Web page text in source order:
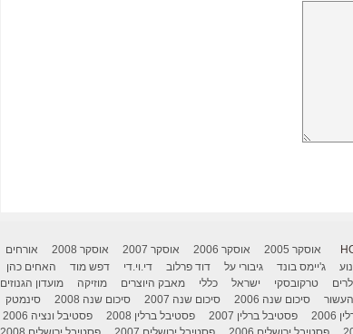
אוסקר 2005 אוסקר 2006 אוסקר 2007 אוסקר 2008
אורחים
ג'יימס בונד גיבורי על דוד פרלוב די.וי.די דפש מוד
האחים כהן
טרקובסקי ישראל כללי מאבק היוצרים מוזיקה
מועדון הגנוזים
סיכום שנה 2006 סיכום שנה 2007 סיכום שנה 2008
סינמטק
פסטיבל ברלין 2007 פסטיבל ברלין 2008
פסטיבל ונציה 2006